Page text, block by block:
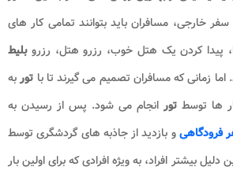
خارجی، مسافران باید بتوانند تمامی کار های
پیدا کردن یک هتل خوب، رزرو هتل، رزروبلیط
اما زمانی که مسافران تصمیم می گیرند تا با توربه
ها توسط تور انجام می شود. پس از رسیدن به
فرودگاهیو بازدید از جاذبه های گردشگری توسط
بیشتر افراد، به ویژه افرادی که برای اولین بار